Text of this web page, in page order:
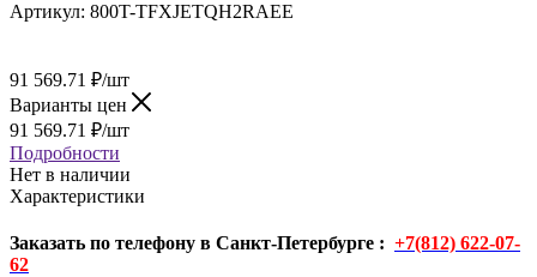
Артикул: 800T-TFXJETQH2RAEE
91 569.71 ₽/шт
Варианты цен
91 569.71 ₽/шт
Подробности
Нет в наличии
Характеристики
Заказать по телефону в Санкт-Петербурге : +7(812) 622-07-
62